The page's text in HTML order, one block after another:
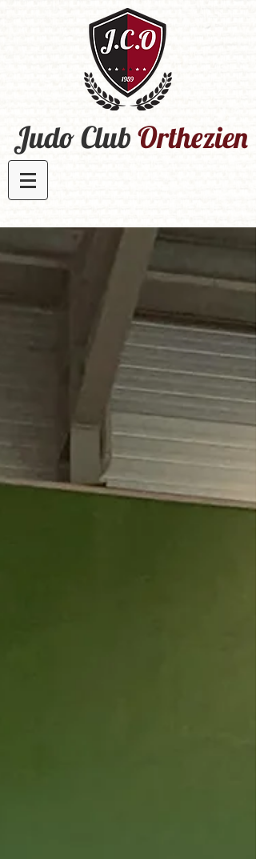
Judo ClubOrthezien​